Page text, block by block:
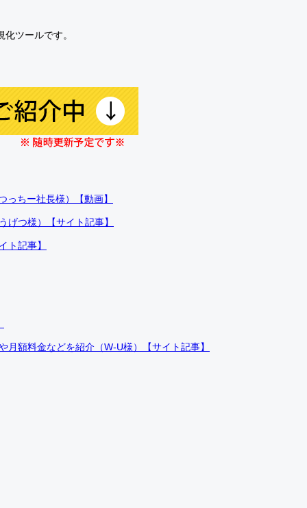
ツールです。
ちー社長様）【動画】
げつ様）【サイト記事】
ト記事】
額料金などを紹介（W-U様）【サイト記事】